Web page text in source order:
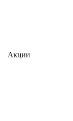
Акции